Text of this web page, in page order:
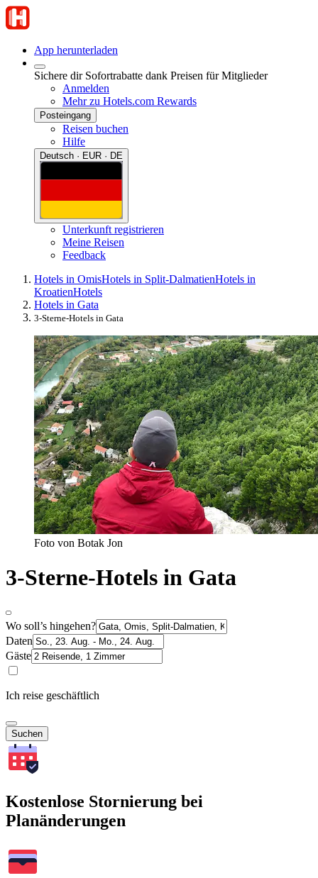
App herunterladen
Sichere dir Sofortrabatte dank Preisen für Mitglieder
Anmelden
Mehr zu Hotels.com Rewards
Posteingang
Reisen buchen
Hilfe
Deutsch · EUR · DE
Unterkunft registrieren
Meine Reisen
Feedback
Hotels in OmisHotels in Split-DalmatienHotels in
KroatienHotels
Hotels in Gata
3-Sterne-Hotels in Gata
Foto von Botak Jon
3-Sterne-Hotels in Gata
Wo soll’s hingehen?
Daten
Gäste
Ich reise geschäftlich
Suchen
Kostenlose Stornierung bei
Planänderungen